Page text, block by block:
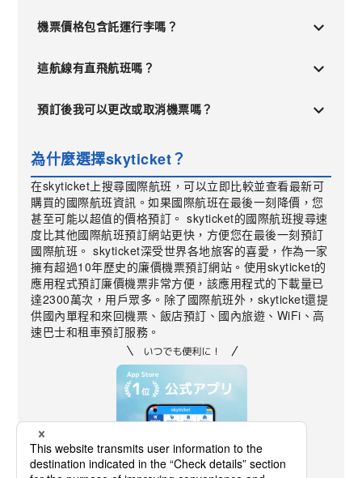
機票價格包含託運行李嗎？
這航線有直飛航班嗎？
預訂後我可以更改或取消機票嗎？
為什麼選擇skyticket？
在skyticket上搜尋國際航班，可以立即比較並查看最新可
購買的國際航班資訊。如果國際航班在最後一刻降價，您
甚至可能以超值的價格預訂。 skyticket的國際航班搜尋速
度比其他國際航班預訂網站更快，方便您在最後一刻預訂
國際航班。 skyticket深受世界各地旅客的喜愛，作為一家
擁有超過10年歷史的廉價機票預訂網站。使用skyticket的
應用程式預訂廉價機票非常方便，該應用程式的下載量已
達2300萬次，用戶眾多。除了國際航班外，skyticket還提
供國內單程和來回機票、飯店預訂、國內旅遊、WiFi、高
速巴士和租車預訂服務。